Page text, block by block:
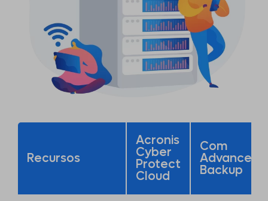
Recursos
Acronis
Cyber
Protect
Cloud
Com
Advanced
Backup